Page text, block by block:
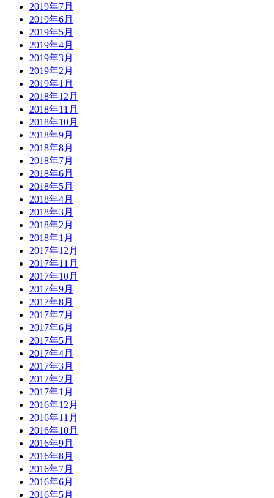
2019年7月
2019年6月
2019年5月
2019年4月
2019年3月
2019年2月
2019年1月
2018年12月
2018年11月
2018年10月
2018年9月
2018年8月
2018年7月
2018年6月
2018年5月
2018年4月
2018年3月
2018年2月
2018年1月
2017年12月
2017年11月
2017年10月
2017年9月
2017年8月
2017年7月
2017年6月
2017年5月
2017年4月
2017年3月
2017年2月
2017年1月
2016年12月
2016年11月
2016年10月
2016年9月
2016年8月
2016年7月
2016年6月
2016年5月